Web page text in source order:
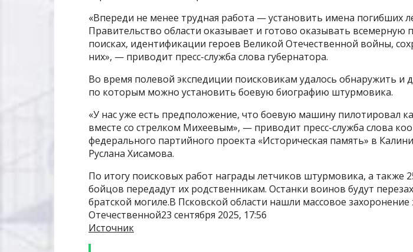
«Впереди не менее трудная работа — установить имена погибших
Правительство области оказывает и готово оказывать всемерную
поисках, идентификации героев Великой Отечественной войны,
них», — приводит пресс-служба слова губернатора.
Во время полевой экспедиции поисковикам удалось обнаружить и
по которым можно установить боевую биографию штурмовика.
«У нас уже есть предположение, что боевую машину пилотировал
вместе со стрелком Михеевым», — приводит пресс-служба слова
федерального партийного проекта «Историческая память» в
Руслана Хисамова.
По итогу поисковых работ награды летчиков штурмовика, а также
бойцов передадут их родственникам. Останки воинов будут
братской могиле.В Псковской области нашли массовое
Отечественной23 сентября 2025, 17:56
Источник